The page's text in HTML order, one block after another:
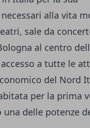
alla vita
sale da
al centro
a tutte le
del Nord
per la prima
una delle potenze